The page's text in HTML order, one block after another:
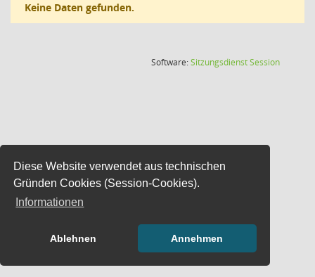
Diese Website verwendet aus technischen
Gründen Cookies (Session-Cookies).
Informationen
Ablehnen Annehmen
Keine Daten gefunden.
Software:SitzungsdienstSession(Wird in